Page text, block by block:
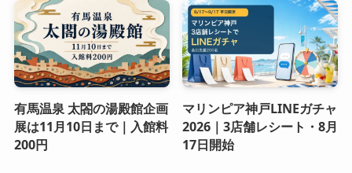
有馬温泉 太閤の湯殿館企画
展は11月10日まで｜入館料
200円
マリンピア神戸LINEガチャ
2026｜3店舗レシート・8月
17日開始